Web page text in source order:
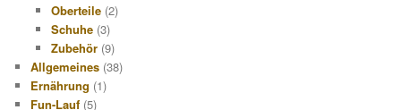
Oberteile(2)
Schuhe(3)
Zubehör(9)
Allgemeines (38)
Ernährung (1)
Fun-Lauf (5)